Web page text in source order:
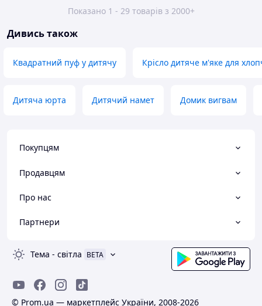
Показано 1 - 29 товарів з 2000+
Дивись також
Квадратний пуф у дитячу Крісло дитяче м'яке для
Дитяча юрта Дитячий намет Домик вигвам
Покупцям
Продавцям
Про нас
Партнери
Тема - світла BETA
© Prom.ua — маркетплейс України, 2008-2026